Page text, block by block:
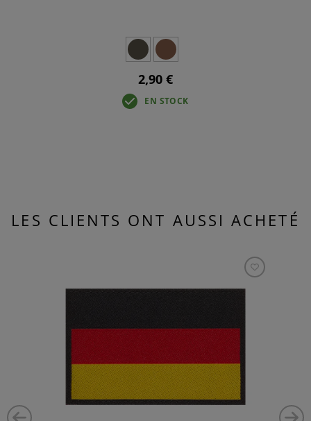
2,90 €
EN STOCK
LES CLIENTS ONT AUSSI ACHETÉ